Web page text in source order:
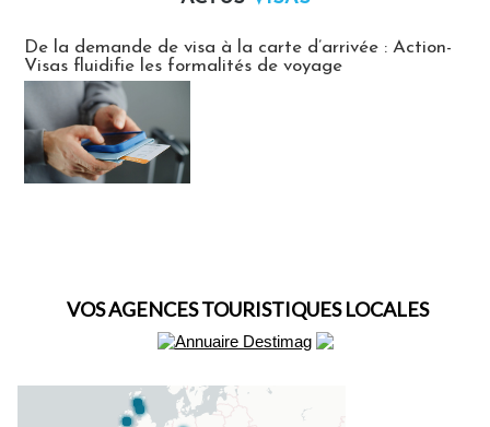
De la demande de visa à la carte d’arrivée : Action-
Visas fluidifie les formalités de voyage
VOS AGENCES TOURISTIQUES LOCALES